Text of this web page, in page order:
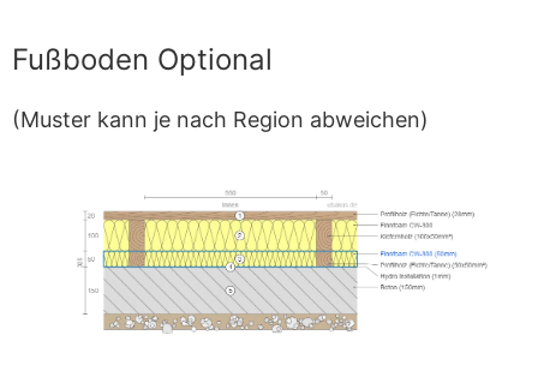
Fußboden Optional
(Muster kann je nach Region abweichen)